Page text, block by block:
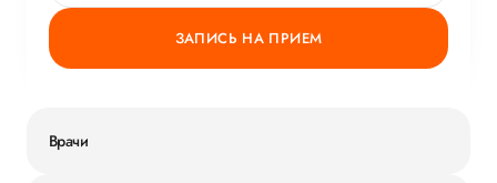
ЗАПИСЬ НА ПРИЕМ
Врачи